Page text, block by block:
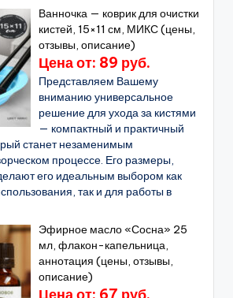
Ванночка — коврик для очистки
кистей, 15×11 см, МИКС (цены,
отзывы, описание)
Цена от: 89 руб.
Представляем Вашему
вниманию универсальное
решение для ухода за кистями
— компактный и практичный
станет незаменимым
процессе. Его размеры,
его идеальным выбором как
так и для работы в
Эфирное масло «Сосна» 25
мл, флакон-капельница,
аннотация (цены, отзывы,
описание)